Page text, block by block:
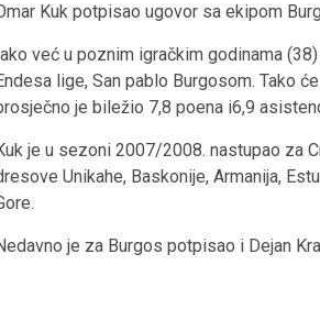
Kuk potpisao ugovor sa ekipom
već u poznim igračkim godinama
lige, San pablo Burgosom. Tako
je biležio 7,8 poena i6,9
je u sezoni 2007/2008. nastupao za
Unikahe, Baskonije, Armanija,
je za Burgos potpisao i Dejan